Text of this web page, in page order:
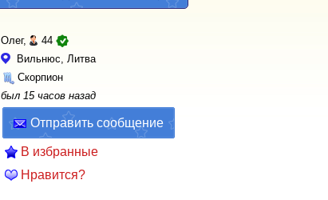
Олег,
44
Вильнюс, Литва
Скорпион
был 15 часов назад
Отправить сообщение
В избранные
Нравится?